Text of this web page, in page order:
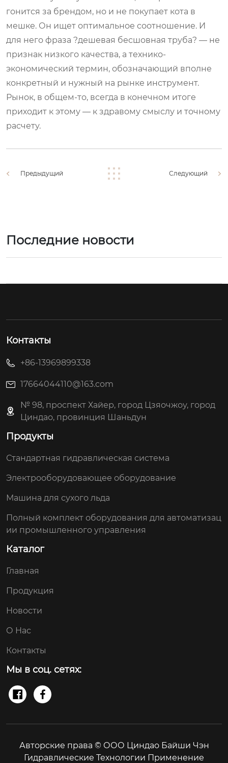
гонится за брендом, но и не покупает кота в
мешке. Он ищет оптимальное соотношение. И
для него фраза ?дешевая бесшовная труба? — не
признак низкого качества, а технико-
экономический термин, обозначающий вполне
конкретный и нужный на рынке инструмент.
Рынок, в общем-то, всегда в конечном итоге
приходит к этому — к здравому смыслу и точному
расчету.
Предыдущий Следующий
Последние новости
Контакты
+86-13969899338
17664044110@163.com
№ 98, проспект Хайер, город Цзяочжоу, город
Циндао, провинция Шаньдун
Продукты
Стандартная гидравлическая система
Электрооборудовающее оборудование
Машина для сухого льда
Полный комплект оборудования для автоматизац
ии промышленного управления
Каталог
Главная
Продукция
Новости
О Нас
Контакты
Мы в соц. сетях:
 
Авторские права © ООО Циндао Байши Чэн
Гидравлические Технологии Применение